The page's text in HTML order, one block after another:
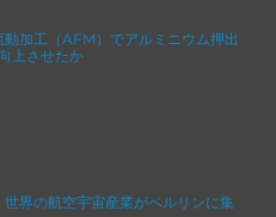
加工（AFM）でアルミニウム押出
上させたか
界の航空宇宙産業がベルリンに集